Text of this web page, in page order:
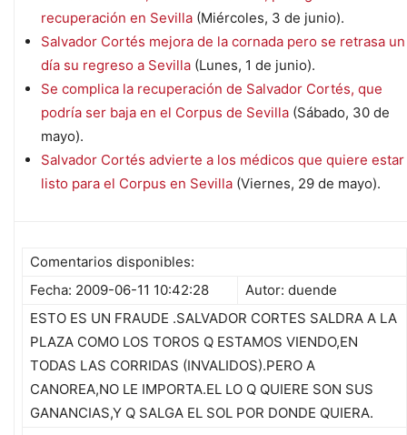
recuperación en Sevilla (Miércoles, 3 de junio).
Salvador Cortés mejora de la cornada pero se retrasa un
día su regreso a Sevilla (Lunes, 1 de junio).
Se complica la recuperación de Salvador Cortés, que
podría ser baja en el Corpus de Sevilla (Sábado, 30 de
mayo).
Salvador Cortés advierte a los médicos que quiere estar
listo para el Corpus en Sevilla (Viernes, 29 de mayo).
Comentarios disponibles:
Fecha: 2009-06-11 10:42:28
Autor: duende
ESTO ES UN FRAUDE .SALVADOR CORTES SALDRA A LA
PLAZA COMO LOS TOROS Q ESTAMOS VIENDO,EN
TODAS LAS CORRIDAS (INVALIDOS).PERO A
CANOREA,NO LE IMPORTA.EL LO Q QUIERE SON SUS
GANANCIAS,Y Q SALGA EL SOL POR DONDE QUIERA.